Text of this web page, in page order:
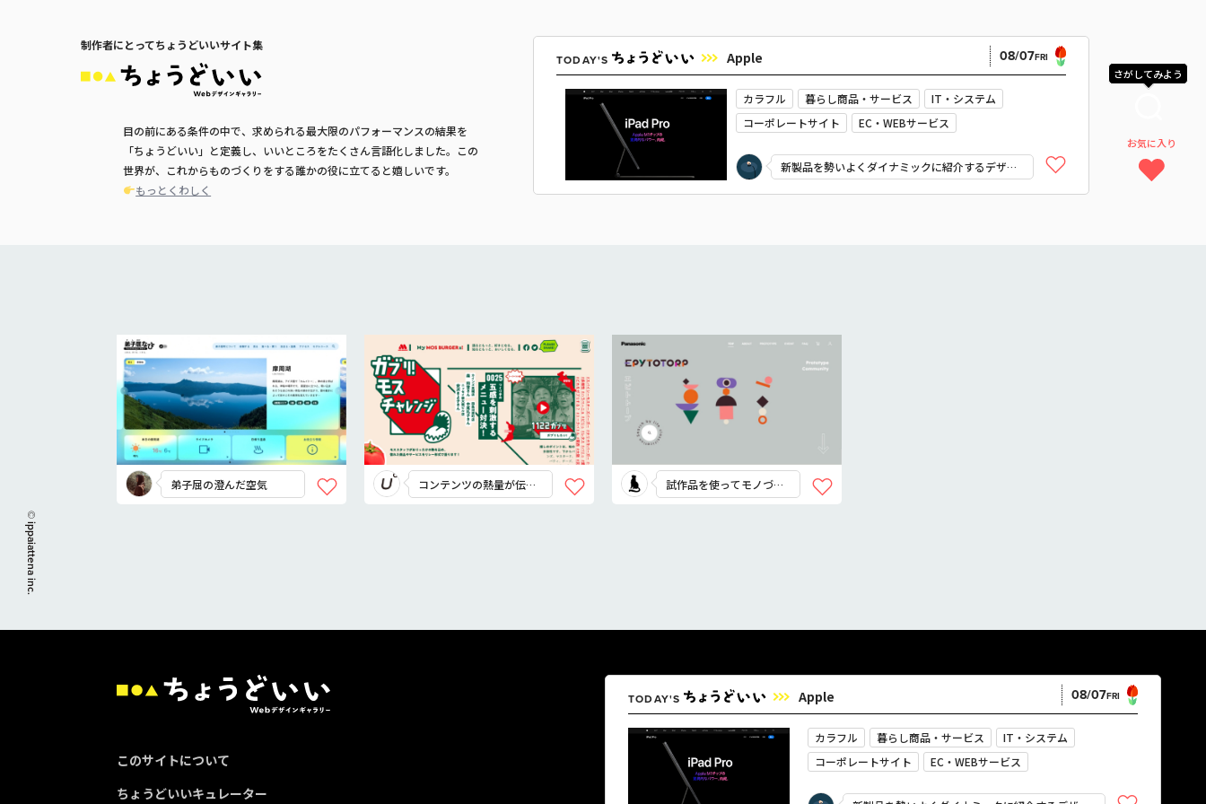
制作者にとってちょうどいいサイト集
目の前にある条件の中で、求められる最大限のパフォーマンスの結果を
「ちょうどいい」と定義し、いいところをたくさん言語化しました。この
世界が、これからものづくりをする誰かの役に立てると嬉しいです。
もっとくわしく
TODAY'S Apple 08/07FRI
カラフル 暮らし商品・サービス
IT・システム
コーポレートサイト
EC・WEBサービス
かっこいい
スタイリッシュ
新製品を勢いよくダイナミックに紹介するデザイ
ン
さがしてみよう
お気に入り
弟子屈の澄んだ空気
コンテンツの熱量が伝わ
るデザイン
試作品を使ってモノづく
りに参加！
このサイトについて
ちょうどいいキュレーター
TODAY'S Apple 08/07FRI
カラフル 暮らし商品・サービス
IT・システム
コーポレートサイト
EC・WEBサービス
© ippaiattena inc.